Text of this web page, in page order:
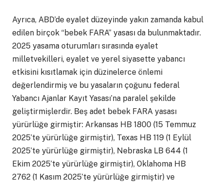
Ayrıca, ABD’de eyalet düzeyinde yakın zamanda kabul
edilen birçok “bebek FARA” yasası da bulunmaktadır.
2025 yasama oturumları sırasında eyalet
milletvekilleri, eyalet ve yerel siyasette yabancı
etkisini kısıtlamak için düzinelerce önlemi
değerlendirmiş ve bu yasaların çoğunu federal
Yabancı Ajanlar Kayıt Yasası’na paralel şekilde
geliştirmişlerdir. Beş adet bebek FARA yasası
yürürlüğe girmiştir: Arkansas HB 1800 (15 Temmuz
2025’te yürürlüğe girmiştir), Texas HB 119 (1 Eylül
2025’te yürürlüğe girmiştir), Nebraska LB 644 (1
Ekim 2025’te yürürlüğe girmiştir), Oklahoma HB
2762 (1 Kasım 2025’te yürürlüğe girmiştir) ve